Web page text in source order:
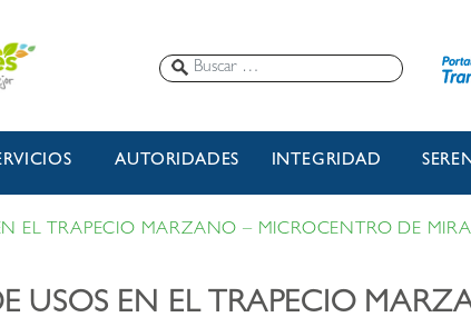
AUTORIDADES INTEGRIDAD
EL TRAPECIO MARZANO – MICROCENTRO DE
USOS EN EL TRAPECIO